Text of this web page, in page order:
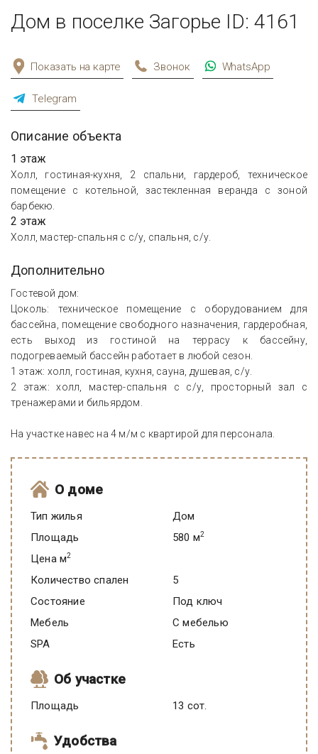
Дом в поселке Загорье ID: 4161
Показать на карте Звонок WhatsApp
Telegram
Описание объекта
1 этаж
Холл, гостиная-кухня, 2 спальни, гардероб, техническое
помещение с котельной, застекленная веранда с зоной
барбекю.
2 этаж
Холл, мастер-спальня с с/у, спальня, с/у.
Дополнительно
Гостевой дом:
Цоколь: техническое помещение с оборудованием для
бассейна, помещение свободного назначения, гардеробная,
есть выход из гостиной на террасу к бассейну,
подогреваемый бассейн работает в любой сезон.
1 этаж: холл, гостиная, кухня, сауна, душевая, с/у.
2 этаж: холл, мастер-спальня с с/у, просторный зал с
тренажерами и бильярдом.
На участке навес на 4 м/м с квартирой для персонала.
О доме
Тип жилья
Дом
Площадь
580 м2
Цена м2
Количество спален
5
Состояние
под ключ
Мебель
C мебелью
SPA
есть
Об участке
Площадь 13 сот.
Удобства